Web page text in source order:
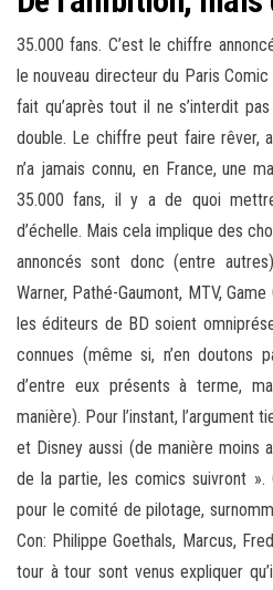
35.000 fans. C’est le chiffre
le nouveau directeur du Paris
fait qu’après tout il ne s’interdit
double. Le chiffre peut faire rêver,
n’a jamais connu, en France, une
35.000 fans, il y a de quoi
d’échelle. Mais cela implique des
annoncés sont donc (entre
Warner, Pathé-Gaumont, MTV,
les éditeurs de BD soient
connues (même si, n’en doutons
d’entre eux présents à terme,
manière). Pour l’instant, l’argument
et Disney aussi (de manière moins
de la partie, les comics suivront ».
pour le comité de pilotage,
Con: Philippe Goethals, Marcus,
tour à tour sont venus expliquer